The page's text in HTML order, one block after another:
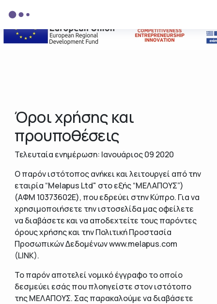
Όροι χρήσης και
προυποθέσεις
Τελευταία ενημέρωση: Ιανουάριος 09 2020
Ο παρόν ιστότοπος ανήκει και λειτουργεί από την
εταιρία “Melapus Ltd" στο εξής “ΜΕΛΑΠΟΥΣ”)
(ΑΦΜ 10373602Ε), που εδρεύει στην Κύπρο. Για να
χρησιμοποιήσετε την ιστοσελίδα μας οφείλετε
να διαβάσετε και να αποδεχτείτε τους παρόντες
όρους χρήσης και την Πολιτική Προστασία
Προσωπικών Δεδομένων www.melapus.com
(LINK).
Το παρόν αποτελεί νομικό έγγραφο το οποίο
δεσμεύει εσάς που πλοηγείστε στον ιστότοπο
της ΜΕΛΑΠΟΥΣ. Σας παρακαλούμε να διαβάσετε